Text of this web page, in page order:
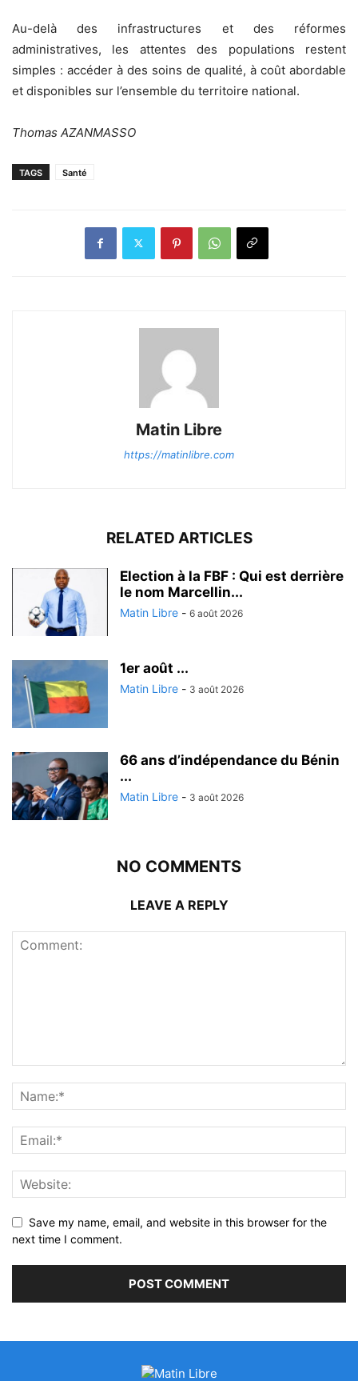
Au-delà des infrastructures et des réformes
administratives, les attentes des populations restent
simples : accéder à des soins de qualité, à coût abordable
et disponibles sur l’ensemble du territoire national.
Thomas AZANMASSO
TAGS Santé
Matin Libre
https://matinlibre.com
RELATED ARTICLES
Election à la FBF : Qui est derrière
le nom Marcellin...
Matin Libre - 6 août 2026
1er août ...
Matin Libre - 3 août 2026
66 ans d’indépendance du Bénin
...
Matin Libre - 3 août 2026
NO COMMENTS
LEAVE A REPLY
Save my name, email, and website in this browser for the
next time I comment.